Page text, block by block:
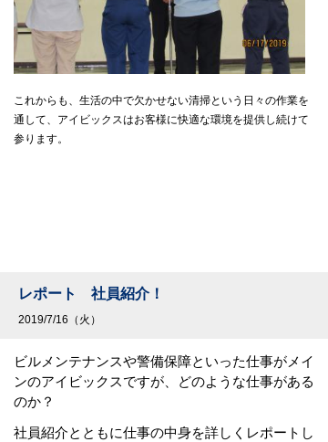
これからも、生活の中で欠かせない清掃という日々の作業を
通して、アイビックスはお客様に快適な環境を提供し続けて
参ります。
レポート 社員紹介！
2019/7/16（火）
ビルメンテナンスや警備保障といった仕事がメイ
ンのアイビックスですが、どのような仕事がある
のか？
社員紹介とともに仕事の中身を詳しくレポートし